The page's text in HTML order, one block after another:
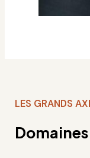
LES GRANDS